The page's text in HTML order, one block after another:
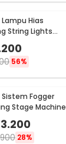
Lampu Hias
String Lights
Mini
3M - ZYD0931
56%
Sistem Fogger
Stage Machine
RGB LED - KY-
28%